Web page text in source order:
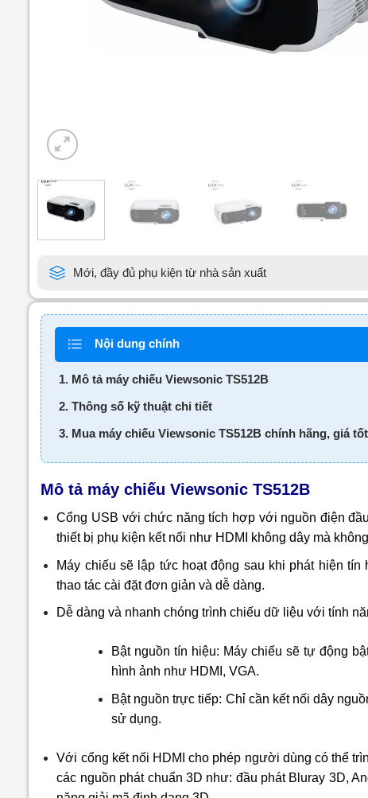
Mới, đầy đủ phụ kiện từ nhà sản xuất
Nội dung chính
1. Mô tả máy chiếu Viewsonic TS512B
2. Thông số kỹ thuật chi tiết
3. Mua máy chiếu Viewsonic TS512B chính hãng, giá
Mô tả máy chiếu Viewsonic TS512B
Cổng USB với chức năng tích hợp với nguồn điện
thiết bị phụ kiện kết nối như HDMI không dây mà
Máy chiếu sẽ lập tức hoạt động sau khi phát hiện
thao tác cài đặt đơn giản và dễ dàng.
Dễ dàng và nhanh chóng trình chiếu dữ liệu với tính
Bật nguồn tín hiệu: Máy chiếu sẽ tự động
hình ảnh như HDMI, VGA.
Bật nguồn trực tiếp: Chỉ cần kết nối dây
sử dụng.
Với cổng kết nối HDMI cho phép người dùng có thể
các nguồn phát chuẩn 3D như: đầu phát Bluray 3D,